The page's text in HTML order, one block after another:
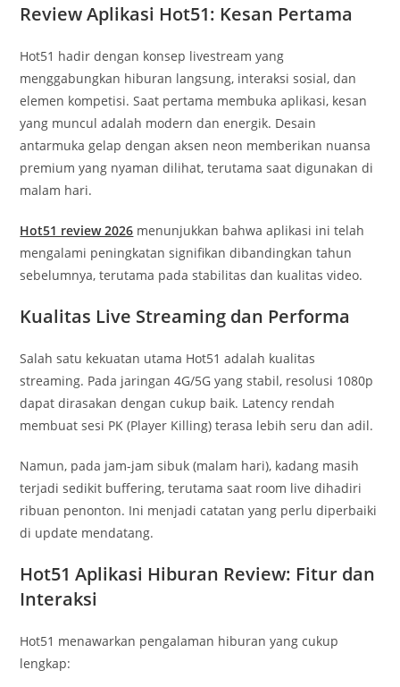
Review Aplikasi Hot51: Kesan Pertama
Hot51 hadir dengan konsep livestream yang
menggabungkan hiburan langsung, interaksi sosial, dan
elemen kompetisi. Saat pertama membuka aplikasi, kesan
yang muncul adalah modern dan energik. Desain
antarmuka gelap dengan aksen neon memberikan nuansa
premium yang nyaman dilihat, terutama saat digunakan di
malam hari.
Hot51 review 2026 menunjukkan bahwa aplikasi ini telah
mengalami peningkatan signifikan dibandingkan tahun
sebelumnya, terutama pada stabilitas dan kualitas video.
Kualitas Live Streaming dan Performa
Salah satu kekuatan utama Hot51 adalah kualitas
streaming. Pada jaringan 4G/5G yang stabil, resolusi 1080p
dapat dirasakan dengan cukup baik. Latency rendah
membuat sesi PK (Player Killing) terasa lebih seru dan adil.
Namun, pada jam-jam sibuk (malam hari), kadang masih
terjadi sedikit buffering, terutama saat room live dihadiri
ribuan penonton. Ini menjadi catatan yang perlu diperbaiki
di update mendatang.
Hot51 Aplikasi Hiburan Review: Fitur dan
Interaksi
Hot51 menawarkan pengalaman hiburan yang cukup
lengkap: